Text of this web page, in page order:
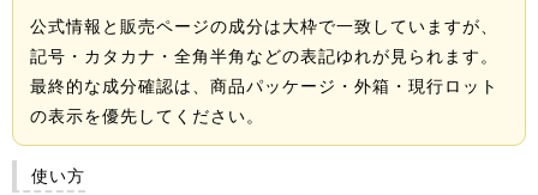
公式情報と販売ページの成分は大枠で一致していますが、
記号・カタカナ・全角半角などの表記ゆれが見られます。
最終的な成分確認は、商品パッケージ・外箱・現行ロット
の表示を優先してください。
使い方